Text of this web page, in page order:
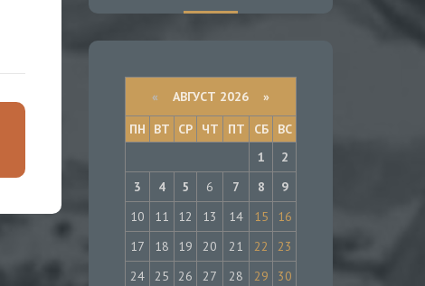
« АВГУСТ 2026 »
ПН
ВТ СР ЧТ ПТ СБ
ВС
1
2
3
4 5 6 7 8
9
10
11 12 13 14 15
16
17
18 19 20 21 22
23
24
25 26 27 28 29
30